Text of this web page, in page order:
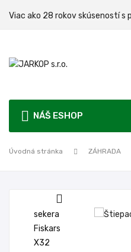
Viac ako 28 rokov
NÁŠ ESHOP
Úvodná stránka ZÁHRADA